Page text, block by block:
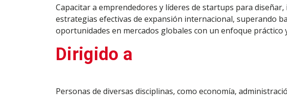
Capacitar a emprendedores y líderes de startups para
estrategias efectivas de expansión internacional, superando
oportunidades en mercados globales con un enfoque práctico
Dirigido a
Personas de diversas disciplinas, como economía,